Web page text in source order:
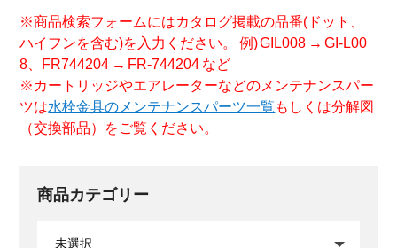
※商品検索フォームにはカタログ掲載の品番(ドット、
ハイフンを含む)を入力ください。 例) GIL008 → GI-L00
8、FR744204 → FR-744204 など
※カートリッジやエアレーターなどのメンテナンスパー
ツは水栓金具のメンテナンスパーツ一覧 もしくは分解図
（交換部品）をご覧ください。
商品カテゴリー